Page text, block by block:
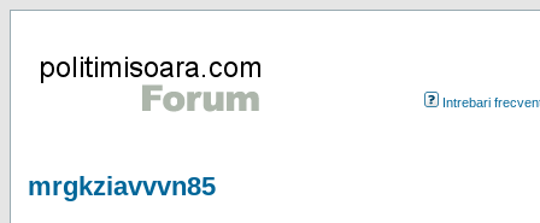
Intrebari
mrgkziavvvn85